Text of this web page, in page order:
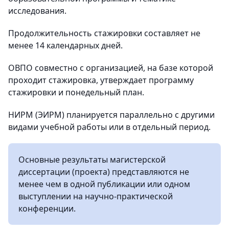
исследования.
Продолжительность стажировки составляет не
менее 14 календарных дней.
ОВПО совместно с организацией, на базе которой
проходит стажировка, утверждает программу
стажировки и понедельный план.
НИРМ (ЭИРМ) планируется параллельно с другими
видами учебной работы или в отдельный период.
Основные результаты магистерской
диссертации (проекта) представляются не
менее чем в одной публикации или одном
выступлении на научно-практической
конференции.